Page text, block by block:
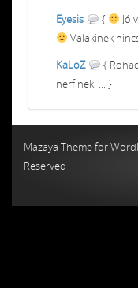
Eyesis
{
Jó
Valakinek
KaLoZ
{
nerf neki ... }
Mazaya Theme for
Reserved